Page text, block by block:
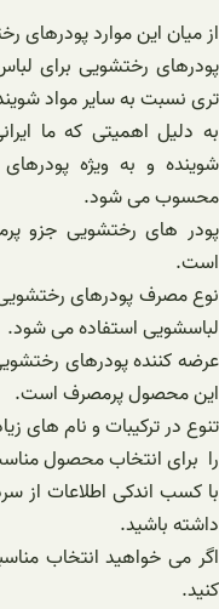
از میان این موارد پودرهای
پودرهای رختشویی برای
تری نسبت به سایر مواد
به دلیل اهمیتی که ما
شوینده و به ویژه
محسوب می شود.
پودر های رختشویی جزو
است.
نوع مصرف پودرهای
لباسشویی استفاده می شود.
عرضه کننده پودرهای
این محصول پرمصرف است.
تنوع در ترکیبات و نام های
را برای انتخاب محصول
با کسب اندکی اطلاعات از
داشته باشید.
اگر می خواهید انتخاب
کنید.